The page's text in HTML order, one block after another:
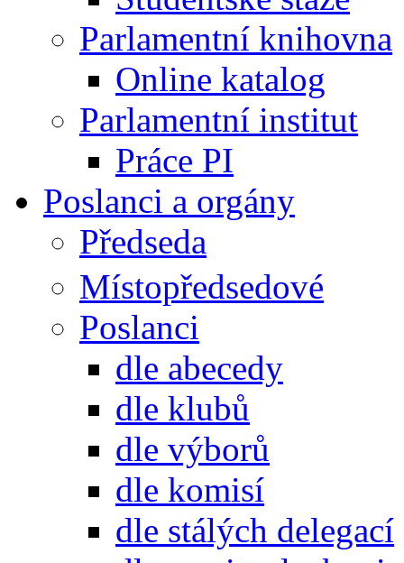
Parlamentní knihovna
Online katalog
Parlamentní institut
Práce PI
Poslanci a orgány
Předseda
Místopředsedové
Poslanci
dle abecedy
dle klubů
dle výborů
dle komisí
dle stálých delegací